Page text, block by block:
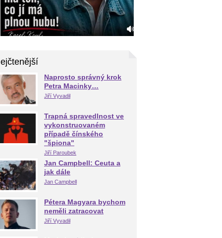
Naprosto správný krok
Petra Macinky…
Jiří Vyvadil
Trapná spravedlnost ve
vykonstruovaném
případě čínského
"špiona"
Jiří Paroubek
Jan Campbell: Ceuta a
jak dále
Jan Campbell
Pétera Magyara bychom
neměli zatracovat
Jiří Vyvadil